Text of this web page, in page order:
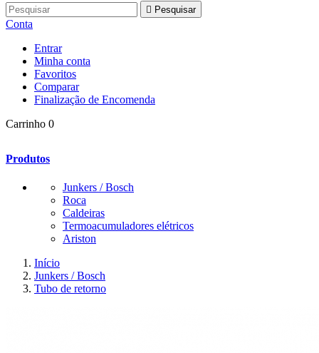
 Pesquisar
Conta
Entrar
Minha conta
Favoritos
Comparar
Finalização de Encomenda
Carrinho 0
Produtos
Junkers / Bosch
Roca
Caldeiras
Termoacumuladores elétricos
Ariston
Início
Junkers / Bosch
Tubo de retorno